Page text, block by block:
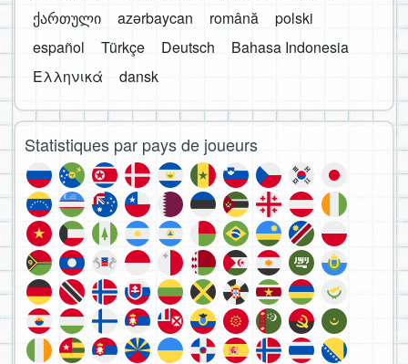
ქართული
azərbaycan română
polski
español
Türkçe Deutsch
Bahasa Indonesia
Ελληνικά
dansk
Statistiques par pays de joueurs